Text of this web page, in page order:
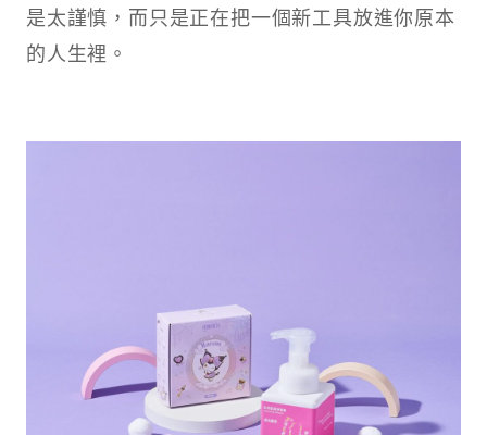
是太謹慎，而只是正在把一個新工具放進你原本
的人生裡。